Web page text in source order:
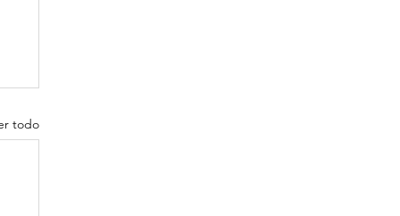
todo